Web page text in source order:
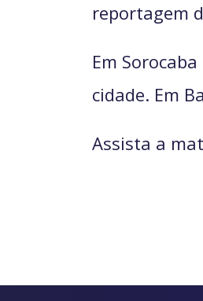
reportagem
Em
cidade. Em
Assista a